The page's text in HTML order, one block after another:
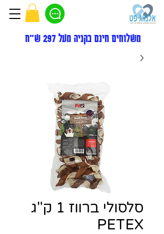
משלוחים חינם בקניה מעל 297 ש"ח
סלסולי ברווז 1 ק"ג
PETEX